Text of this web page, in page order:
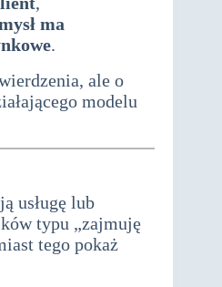
ma
.
ale o
modelu
usługę lub
typu „zajmuję
tego pokaż